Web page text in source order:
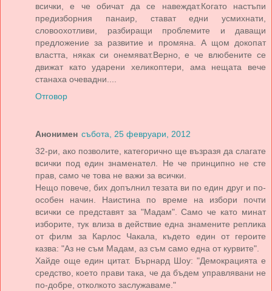
всички, е че обичат да се навеждат.Когато настъпи
предизборния панаир, стават едни усмихнати,
словоохотливи, разбиращи проблемите и даващи
предложение за развитие и промяна. А щом докопат
властта, някак си онемяват.Верно, е че влюбените се
движат като ударени хеликоптери, ама нещата вече
станаха очевадни....
Отговор
Анонимен събота, 25 февруари, 2012
32-ри, ако позволите, категорично ще възразя да слагате
всички под един знаменател. Не че принципно не сте
прав, само че това не важи за всички.
Нещо повече, бих допълнил тезата ви по един друг и по-
особен начин. Наистина по време на избори почти
всички се представят за "Мадам". Само че като минат
изборите, тук влиза в действие една знамените реплика
от филм за Карлос Чакала, където един от героите
казва: "Аз не съм Мадам, аз съм само една от курвите".
Хайде още един цитат. Бърнард Шоу: "Демокрацията е
средство, което прави така, че да бъдем управлявани не
по-добре, отколкото заслужаваме."